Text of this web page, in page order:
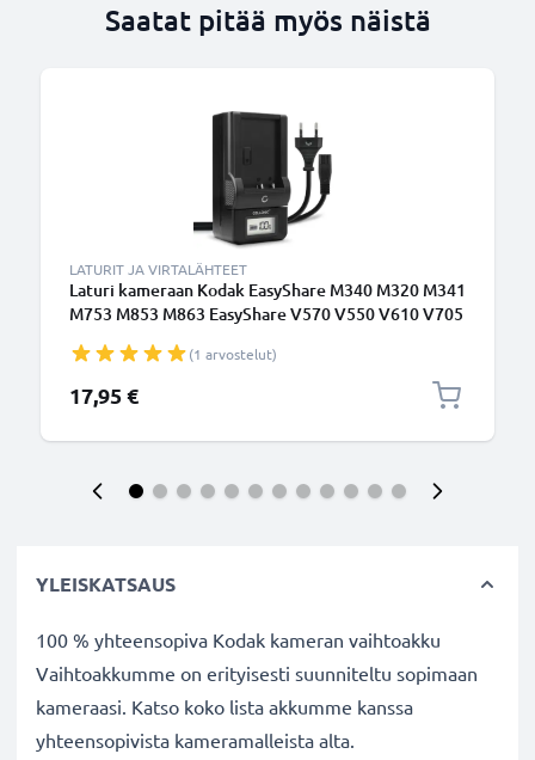
Saatat pitää myös näistä
LATURIT JA VIRTALÄHTEET
Laturi kameraan Kodak EasyShare M340 M320 M341
M753 M853 M863 EasyShare V570 V550 V610 V705
(1 arvostelut)
17,95 €
YLEISKATSAUS
100 % yhteensopiva Kodak kameran vaihtoakku
Vaihtoakkumme on erityisesti suunniteltu sopimaan
kameraasi. Katso koko lista akkumme kanssa
yhteensopivista kameramalleista alta.